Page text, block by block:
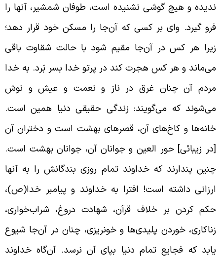
و هیچ گوشى نشنیده است، طوفان شمشیر، آنها را
گیرد. واى بر کسى که آن‌جا را مسکن خود قرار دهد؛
هر کس در آن‌جا مقیم شود با حالت شقاوت باقى
و هر کس هجرت کند در پرتو خدا بسر بَرد. به خدا
آن چنان غرق در ناز و نعمت و عیش و نوش
که می‌گویند: زندگى حقیقى دنیا همین است.
و کاخ‌هاى آن، قصرهاى بهشت است و دختران آن
زیبائى] حور العین و جوانان آن، جوانان بهشت است.
پندارند که خداوند تمام روزى بندگانش را به آنها
داشته است! افترا به خداوند و پیامبر خدا(ص)،
کردن بر خلاف قرآن، شهادت دروغ، شراب‌خوارى،
خوردن پلیدی‌ها و خونریزى، چنان در آن‌جا شیوع
که فجایع تمام دنیا بپاى آن نرسد. آن‌گاه خداوند